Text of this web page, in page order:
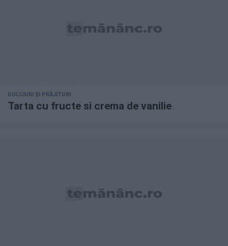
DULCIURI ȘI PRĂJITURI
Tarta cu fructe si crema de vanilie